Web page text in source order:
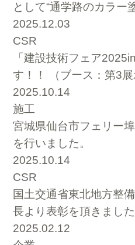
として“通学路のカラー
2025.12.03
CSR
「建設技術フェア
す！！ （ブース：第3
2025.10.14
施工
宮城県仙台市フェリー
を行いました。
2025.10.14
CSR
国土交通省東北地方整
長より表彰を頂きました
2025.02.12